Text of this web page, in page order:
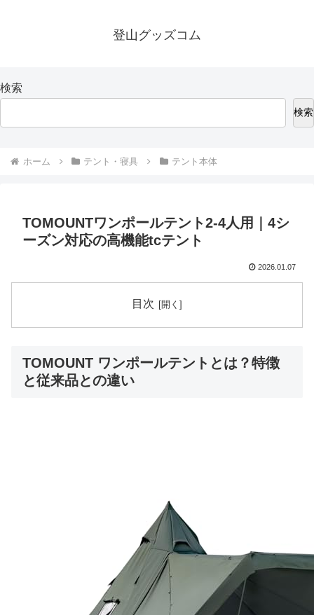
登山グッズコム
検索
検索
ホーム テント・寝具 テント本体
TOMOUNTワンポールテント2-4人用｜4シ
ーズン対応の高機能tcテント
2026.01.07
目次
TOMOUNT ワンポールテントとは？特徴
と従来品との違い